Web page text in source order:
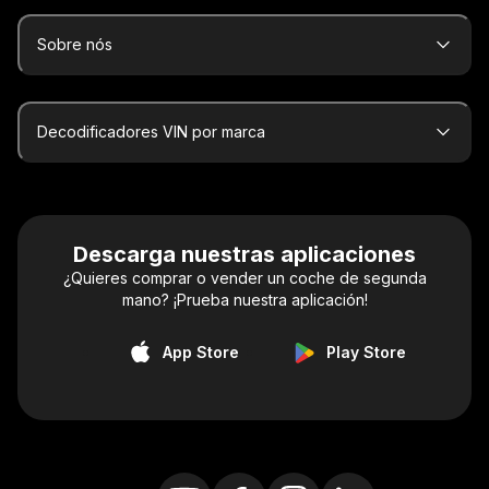
Sobre nós
Decodificadores VIN por marca
Descarga nuestras aplicaciones
¿Quieres comprar o vender un coche de segunda
mano? ¡Prueba nuestra aplicación!
App Store Play Store